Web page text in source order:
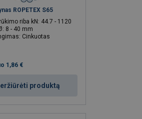
ROPETEX S65
riba kN: 44.7 - 1120
8 - 40 mm
Cinkuotas
1,86 €
produktą